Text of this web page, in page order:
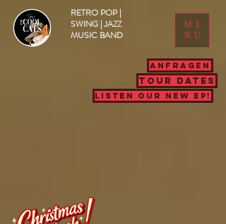
ME
NU
RETRO POP |
SWING | JAZZ
MUSIC BAND
ANFRAGEN
TOUR DATES
LISTEN OUR NEW EP!